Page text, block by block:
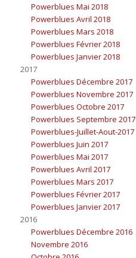
Powerblues Mai 2018
Powerblues Avril 2018
Powerblues Mars 2018
Powerblues Février 2018
Powerblues Janvier 2018
2017
Powerblues Décembre 2017
Powerblues Novembre 2017
Powerblues Octobre 2017
Powerblues Septembre 2017
Powerblues-Juillet-Aout-2017
Powerblues Juin 2017
Powerblues Mai 2017
Powerblues Avril 2017
Powerblues Mars 2017
Powerblues Février 2017
Powerblues Janvier 2017
2016
Powerblues Décembre 2016
Novembre 2016